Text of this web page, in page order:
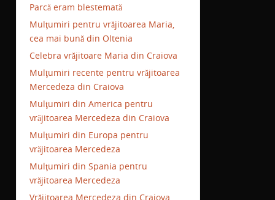
Parcă eram blestemată
Mulţumiri pentru vrăjitoarea Maria,
cea mai bună din Oltenia
Celebra vrăjitoare Maria din Craiova
Mulţumiri recente pentru vrăjitoarea
Mercedeza din Craiova
Mulţumiri din America pentru
vrăjitoarea Mercedeza din Craiova
Mulţumiri din Europa pentru
vrăjitoarea Mercedeza
Mulţumiri din Spania pentru
vrăjitoarea Mercedeza
Vrăjitoarea Mercedeza din Craiova